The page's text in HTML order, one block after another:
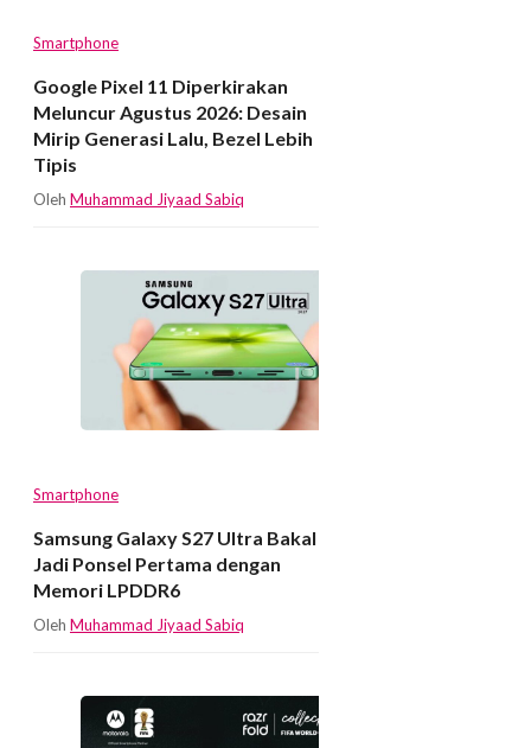
Smartphone
Google Pixel 11 Diperkirakan
Meluncur Agustus 2026: Desain
Mirip Generasi Lalu, Bezel Lebih
Tipis
Oleh Muhammad Jiyaad Sabiq
Smartphone
Samsung Galaxy S27 Ultra Bakal
Jadi Ponsel Pertama dengan
Memori LPDDR6
Oleh Muhammad Jiyaad Sabiq